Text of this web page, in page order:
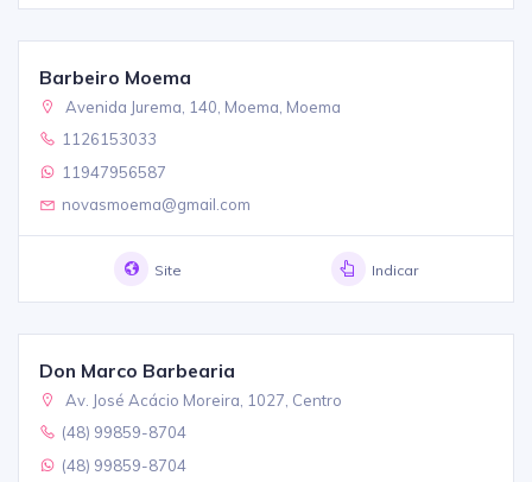
Barbeiro Moema
Avenida Jurema, 140, Moema, Moema
1126153033
11947956587
novasmoema@gmail.com
Site Indicar
Don Marco Barbearia
Av. José Acácio Moreira, 1027, Centro
(48) 99859-8704
(48) 99859-8704